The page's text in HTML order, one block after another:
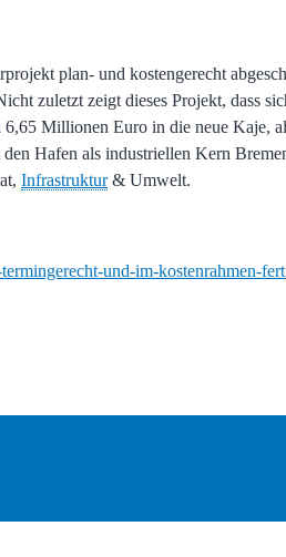
plan- und kostengerecht
zuletzt zeigt dieses Projekt, dass
Millionen Euro in die neue Kaje,
Hafen als industriellen Kern
Infrastruktur& Umwelt.
und-im-kostenrahmen-